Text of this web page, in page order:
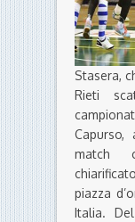
Stasera,
Rieti
match
piazza
Italia.